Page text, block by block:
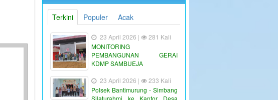
Terkini Populer Acak
23 April 2026 |
281 Kali
MONITORING
PEMBANGUNAN GERAI
KDMP SAMBUEJA
23 April 2026 |
233 Kali
Polsek Bantimurung - Simbang
Silaturahmi ke Kantor Desa